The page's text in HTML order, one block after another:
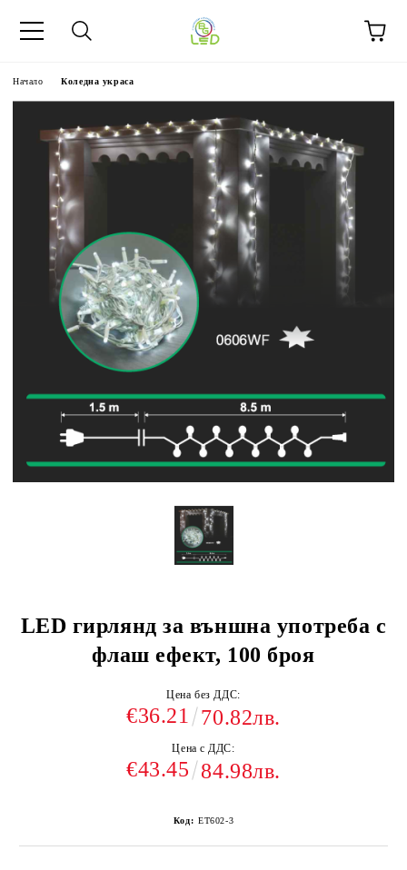
Начало Коледна украса
LED гирлянд за външна употреба с
флаш ефект, 100 броя
Цена без ДДС:
€36.21 70.82лв.
Цена с ДДС:
€43.45 84.98лв.
Код: ET602-3